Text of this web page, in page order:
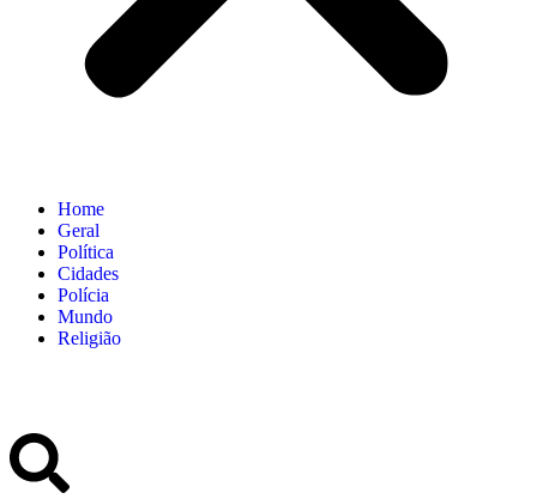
Home
Geral
Política
Cidades
Polícia
Mundo
Religião